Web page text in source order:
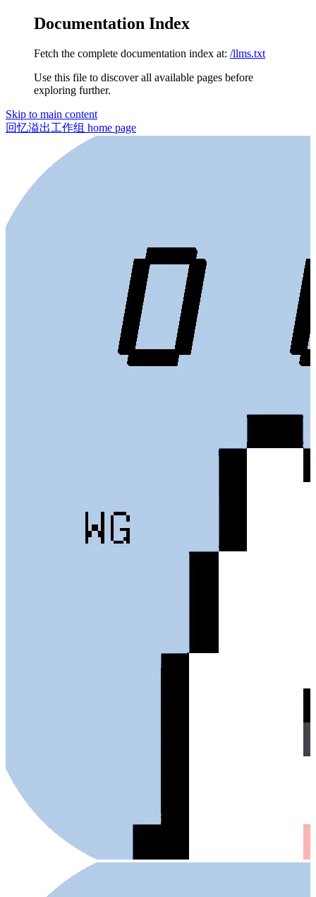
Documentation Index
Fetch the complete documentation index at: /llms.txt
Use this file to discover all available pages before
exploring further.
Skip to main content
回忆溢出工作组 home page